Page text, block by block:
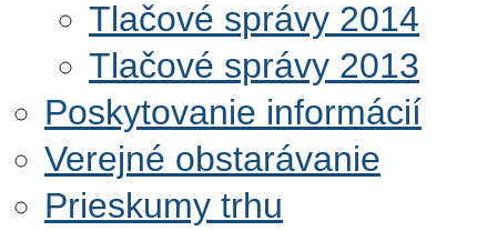
Tlačové správy 2014
Tlačové správy 2013
Poskytovanie informácií
Verejné obstarávanie
Prieskumy trhu